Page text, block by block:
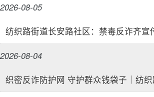
2026-08-05
2026-08-04